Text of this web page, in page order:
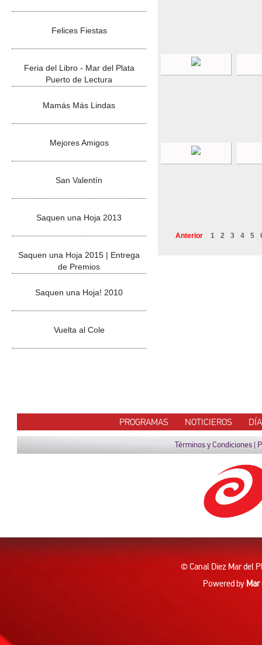
Felices Fiestas
Feria del Libro - Mar del Plata
Puerto de Lectura
Mamás Más Lindas
Mejores Amigos
San Valentín
Saquen una Hoja 2013
Saquen una Hoja 2015 | Entrega
de Premios
Saquen una Hoja! 2010
Vuelta al Cole
Anterior 1 2 3 4 5
PROGRAMAS NOTICIEROS
Términos y Condiciones |
© Canal Diez Mar del
Powered by